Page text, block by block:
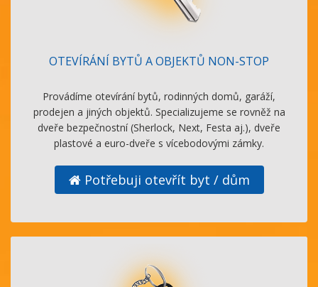
OTEVÍRÁNÍ BYTŮ A OBJEKTŮ NON-STOP
Provádíme otevírání bytů, rodinných domů, garáží,
prodejen a jiných objektů. Specializujeme se rovněž na
dveře bezpečnostní (Sherlock, Next, Festa aj.), dveře
plastové a euro-dveře s vícebodovými zámky.
Potřebuji otevřít byt / dům